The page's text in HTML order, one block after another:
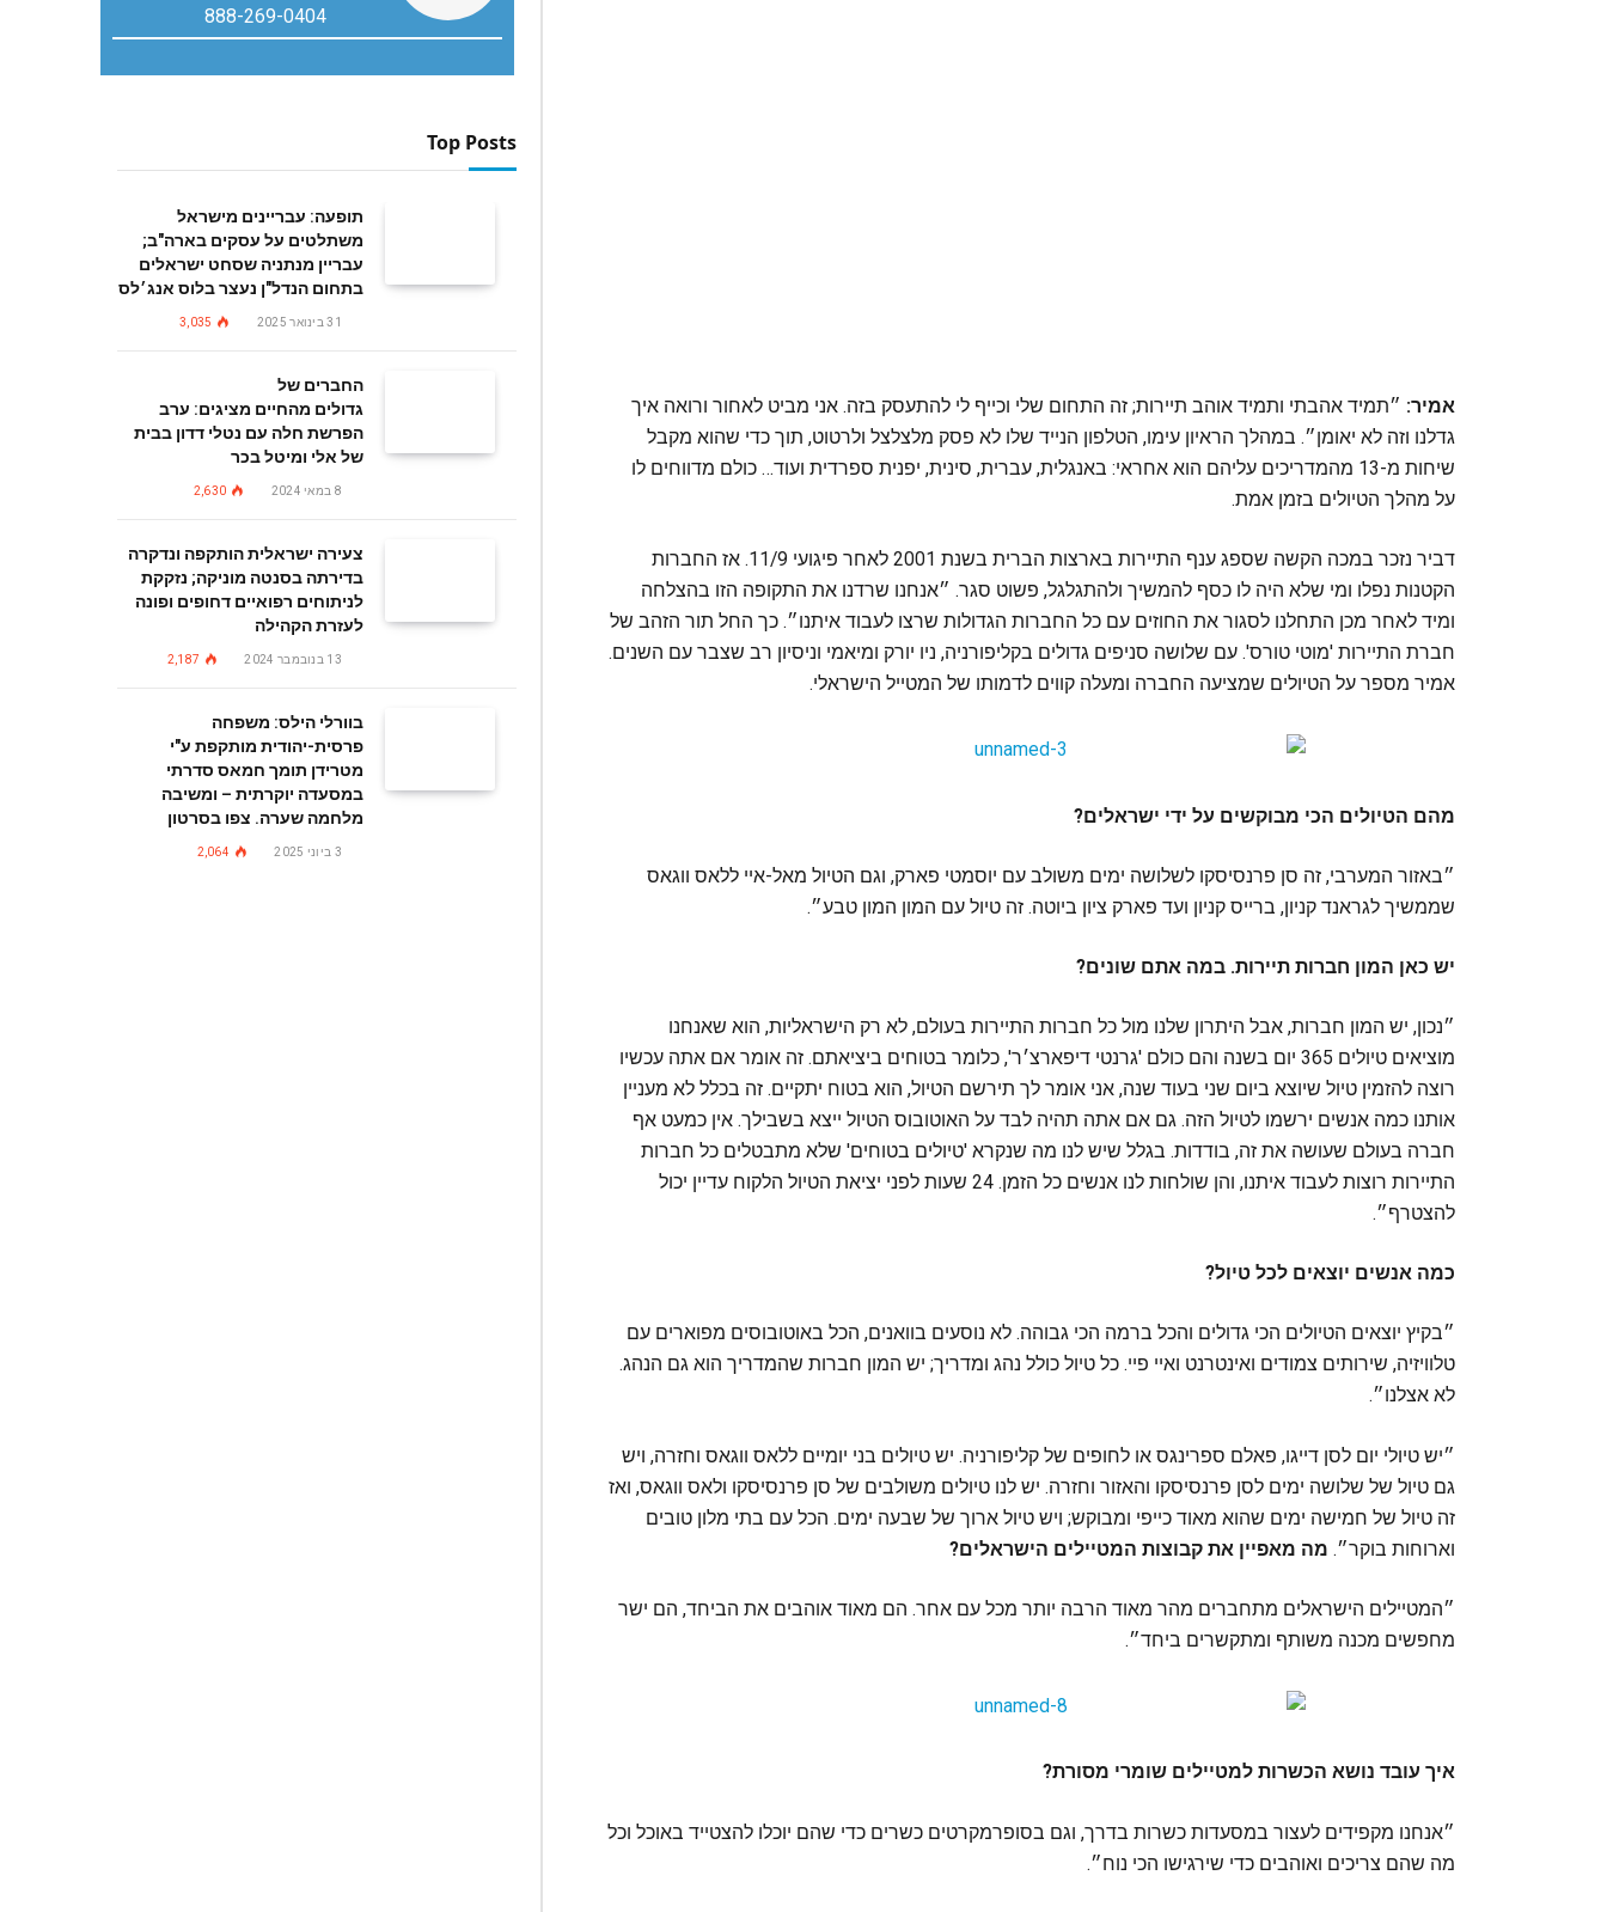
אמיר: ״תמיד אהבתי ותמיד אוהב תיירות; זה התחום שלי וכייף לי להתעסק בזה. אני מביט לאחור ורואה איך
גדלנו וזה לא יאומן״. במהלך הראיון עימו, הטלפון הנייד שלו לא פסק מלצלצל ולרטוט, תוך כדי שהוא מקבל
שיחות מ-13 מהמדריכים עליהם הוא אחראי: באנגלית, עברית, סינית, יפנית ספרדית ועוד… כולם מדווחים לו
על מהלך הטיולים בזמן אמת.
דביר נזכר במכה הקשה שספג ענף התיירות בארצות הברית בשנת 2001 לאחר פיגועי 11/9. אז החברות
הקטנות נפלו ומי שלא היה לו כסף להמשיך ולהתגלגל, פשוט סגר. ״אנחנו שרדנו את התקופה הזו בהצלחה
ומיד לאחר מכן התחלנו לסגור את החוזים עם כל החברות הגדולות שרצו לעבוד איתנו״. כך החל תור הזהב של
חברת התיירות 'מוטי טורס'. עם שלושה סניפים גדולים בקליפורניה, ניו יורק ומיאמי וניסיון רב שצבר עם השנים.
אמיר מספר על הטיולים שמציעה החברה ומעלה קווים לדמותו של המטייל הישראלי.
מהם הטיולים הכי מבוקשים על ידי ישראלים?
״באזור המערבי, זה סן פרנסיסקו לשלושה ימים משולב עם יוסמטי פארק, וגם הטיול מאל-איי ללאס ווגאס
שממשיך לגראנד קניון, ברייס קניון ועד פארק ציון ביוטה. זה טיול עם המון המון טבע״.
יש כאן המון חברות תיירות. במה אתם שונים?
״נכון, יש המון חברות, אבל היתרון שלנו מול כל חברות התיירות בעולם, לא רק הישראליות, הוא שאנחנו
מוציאים טיולים 365 יום בשנה והם כולם 'גרנטי דיפארצ׳ר', כלומר בטוחים ביציאתם. זה אומר אם אתה עכשיו
רוצה להזמין טיול שיוצא ביום שני בעוד שנה, אני אומר לך תירשם הטיול, הוא בטוח יתקיים. זה בכלל לא מעניין
אותנו כמה אנשים ירשמו לטיול הזה. גם אם אתה תהיה לבד על האוטובוס הטיול ייצא בשבילך. אין כמעט אף
חברה בעולם שעושה את זה, בודדות. בגלל שיש לנו מה שנקרא 'טיולים בטוחים' שלא מתבטלים כל חברות
התיירות רוצות לעבוד איתנו, והן שולחות לנו אנשים כל הזמן. 24 שעות לפני יציאת הטיול הלקוח עדיין יכול
להצטרף״.
כמה אנשים יוצאים לכל טיול?
״בקיץ יוצאים הטיולים הכי גדולים והכל ברמה הכי גבוהה. לא נוסעים בוואנים, הכל באוטובוסים מפוארים עם
טלוויזיה, שירותים צמודים ואינטרנט ואיי פיי. כל טיול כולל נהג ומדריך; יש המון חברות שהמדריך הוא גם הנהג.
לא אצלנו״.
״יש טיולי יום לסן דייגו, פאלם ספרינגס או לחופים של קליפורניה. יש טיולים בני יומיים ללאס ווגאס וחזרה, ויש
גם טיול של שלושה ימים לסן פרנסיסקו והאזור וחזרה. יש לנו טיולים משולבים של סן פרנסיסקו ולאס ווגאס, ואז
זה טיול של חמישה ימים שהוא מאוד כייפי ומבוקש; ויש טיול ארוך של שבעה ימים. הכל עם בתי מלון טובים
וארוחות בוקר״. מה מאפיין את קבוצות המטיילים הישראלים?
״המטיילים הישראלים מתחברים מהר מאוד הרבה יותר מכל עם אחר. הם מאוד אוהבים את הביחד, הם ישר
מחפשים מכנה משותף ומתקשרים ביחד״.
איך עובד נושא הכשרות למטיילים שומרי מסורת?
״אנחנו מקפידים לעצור במסעדות כשרות בדרך, וגם בסופרמקרטים כשרים כדי שהם יוכלו להצטייד באוכל וכל
מה שהם צריכים ואוהבים כדי שירגישו הכי נוח״.
888-269-0404
Top Posts
תופעה: עבריינים מישראל
משתלטים על עסקים בארה"ב;
עבריין מנתניה שסחט ישראלים
בתחום הנדל"ן נעצר בלוס אנג׳לס
31 בינואר 2025 3,035
החברים של
גדולים מהחיים מציגים: ערב
הפרשת חלה עם נטלי דדון בבית
של אלי ומיטל בכר
8 במאי 2024 2,630
צעירה ישראלית הותקפה ונדקרה
בדירתה בסנטה מוניקה; נזקקת
לניתוחים רפואיים דחופים ופונה
לעזרת הקהילה
13 בנובמבר 2024 2,187
בוורלי הילס: משפחה
פרסית-יהודית מותקפת ע"י
מטרידן תומך חמאס סדרתי
במסעדה יוקרתית – ומשיבה
מלחמה שערה. צפו בסרטון
3 ביוני 2025 2,064